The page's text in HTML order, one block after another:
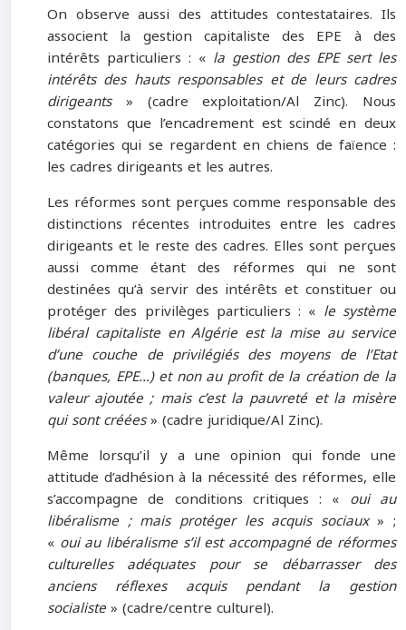
On observe aussi des attitudes contestataires. Ils
associent la gestion capitaliste des EPE à des
intérêts particuliers : « la gestion des EPE sert les
intérêts des hauts responsables et de leurs cadres
dirigeants» (cadre exploitation/Al Zinc). Nous
constatons que l’encadrement est scindé en deux
catégories qui se regardent en chiens de faïence :
les cadres dirigeants et les autres.
Les réformes sont perçues comme responsable des
distinctions récentes introduites entre les cadres
dirigeants et le reste des cadres. Elles sont perçues
aussi comme étant des réformes qui ne sont
destinées qu’à servir des intérêts et constituer ou
protéger des privilèges particuliers : « le système
libéral capitaliste en Algérie est la mise au service
d’une couche de privilégiés des moyens de l’Etat
(banques, EPE…) et non au profit de la création de la
valeur ajoutée ; mais c’est la pauvreté et la misère
qui sont créées» (cadre juridique/Al Zinc).
Même lorsqu’il y a une opinion qui fonde une
attitude d’adhésion à la nécessité des réformes, elle
s’accompagne de conditions critiques : « oui au
libéralisme ; mais protéger les acquis sociaux» ;
« oui au libéralisme s’il est accompagné de réformes
culturelles adéquates pour se débarrasser des
anciens réflexes acquis pendant la gestion
socialiste» (cadre/centre culturel).